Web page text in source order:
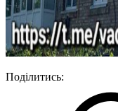
Поділитись: